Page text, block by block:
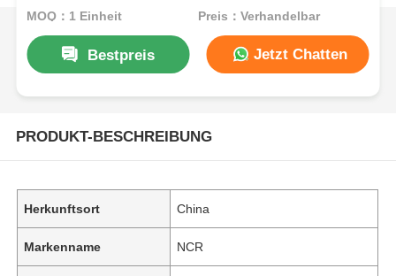
MOQ：1 Einheit Preis：Verhandelbar
Bestpreis Jetzt Chatten
PRODUKT-BESCHREIBUNG
Herkunftsort China
Markenname NCR